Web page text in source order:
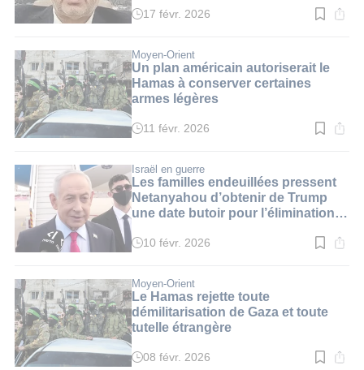
Temps
:
3
min.
17 févr. 2026
Moyen-Orient
Un plan américain autoriserait le
Hamas à conserver certaines
armes légères
Temps
:
3
min.
11 févr. 2026
Israël en guerre
Les familles endeuillées pressent
Netanyahou d’obtenir de Trump
une date butoir pour l’élimination
Temps
:
4
min.
10 févr. 2026
Moyen-Orient
Le Hamas rejette toute
démilitarisation de Gaza et toute
tutelle étrangère
Temps
08 févr. 2026